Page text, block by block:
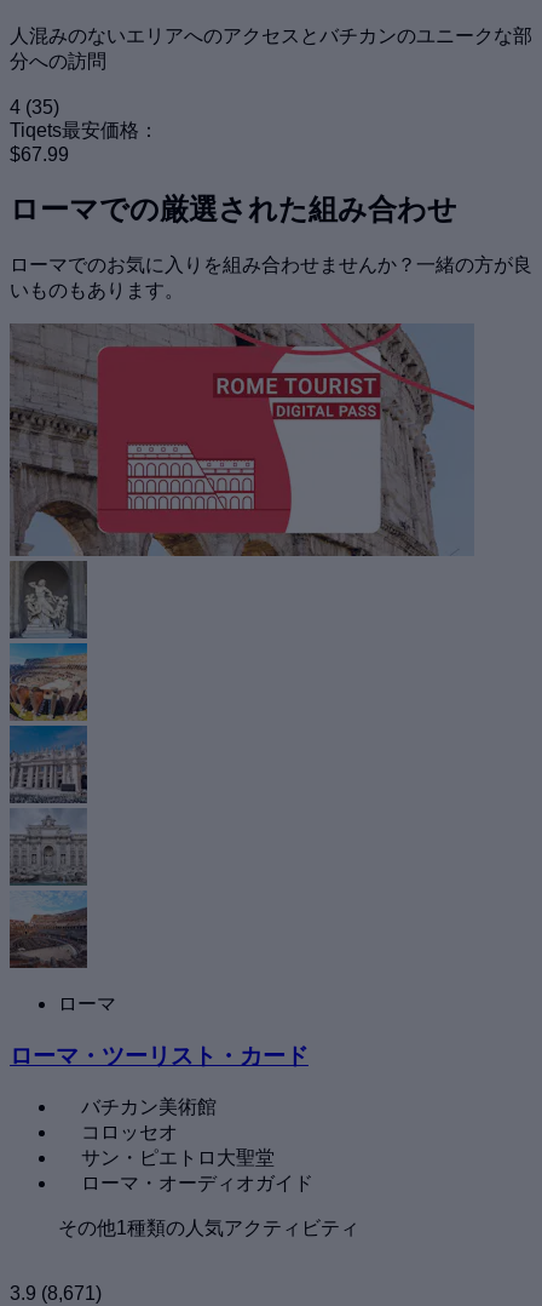
人混みのないエリアへのアクセスとバチカンのユニークな部
分への訪問
4 (35)
Tiqets最安価格：
$67.99
ローマでの厳選された組み合わせ
ローマでのお気に入りを組み合わせませんか？一緒の方が良
いものもあります。
ローマ
ローマ・ツーリスト・カード
バチカン美術館
コロッセオ
サン・ピエトロ大聖堂
ローマ・オーディオガイド
その他1種類の人気アクティビティ
3.9 (8,671)